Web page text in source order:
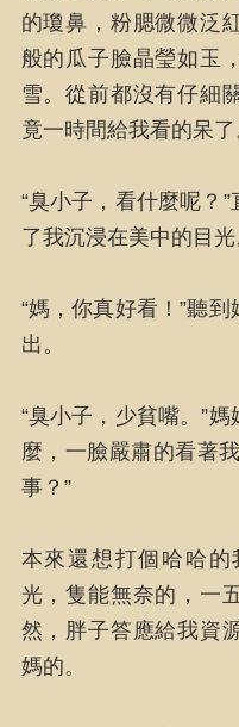
的瓊鼻，粉腮微微泛
般的瓜子臉晶瑩如玉
雪。從前都沒有仔細
竟一時間給我看的呆了
“臭小子，看什麼呢？
了我沉浸在美中的目光
“媽，你真好看！”聽
出。
“臭小子，少貧嘴。”
麼，一臉嚴肅的看著
事？”
本來還想打個哈哈
光，隻能無奈的，一
然，胖子答應給我資
媽的。